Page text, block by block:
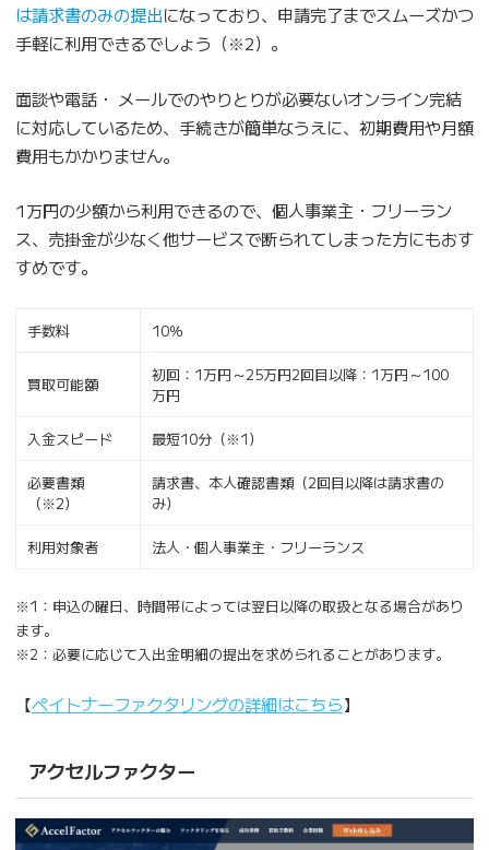
は請求書のみの提出になっており、申請完了までスムーズかつ
手軽に利用できるでしょう（※2）。
面談や電話・ メールでのやりとりが必要ないオンライン完結
に対応しているため、手続きが簡単なうえに、初期費用や月額
費用もかかりません。
1万円の少額から利用できるので、個人事業主・フリーラン
ス、売掛金が少なく他サービスで断られてしまった方にもおす
すめです。
手数料 10％
買取可能額
初回：1万円～25万円2回目以降：1万円～100
万円
入金スピード 最短10分（※1）
必要書類
（※2）
請求書、本人確認書類（2回目以降は請求書の
み）
利用対象者 法人・個人事業主・フリーランス
※1：申込の曜日、時間帯によっては翌日以降の取扱となる場合があり
ます。
※2：必要に応じて入出金明細の提出を求められることがあります。
【ペイトナーファクタリングの詳細はこちら】
アクセルファクター